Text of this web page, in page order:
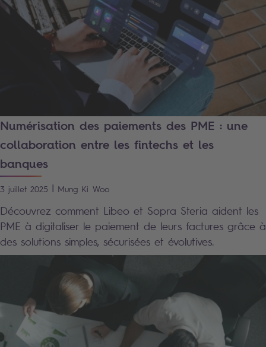
Numérisation des paiements des PME : une
collaboration entre les fintechs et les
banques
3 juillet 2025 | Mung Ki Woo
Découvrez comment Libeo et Sopra Steria aident les
PME à digitaliser le paiement de leurs factures grâce à
des solutions simples, sécurisées et évolutives.